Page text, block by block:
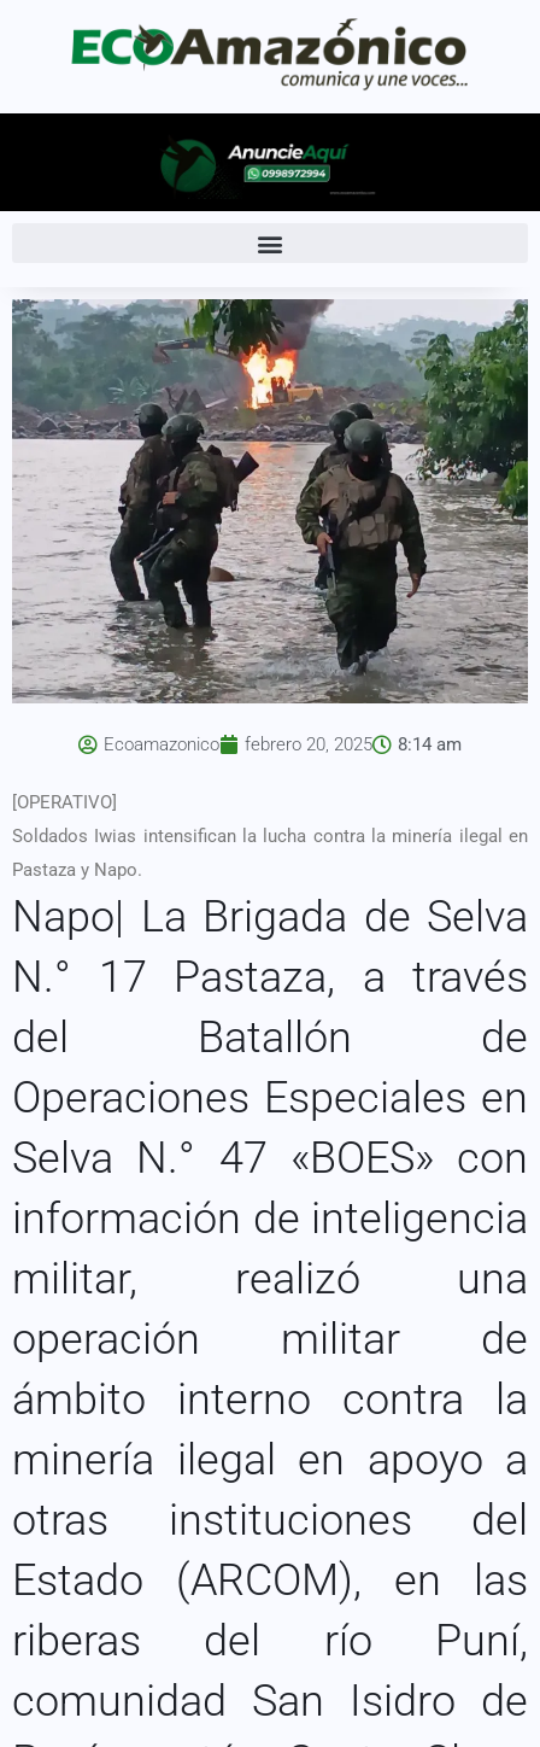
Ecoamazonico febrero 20, 2025 8:14 am
[OPERATIVO]
Soldados Iwias intensifican la lucha contra la minería ilegal en
Pastaza y Napo.
Napo| La Brigada de Selva
N.° 17 Pastaza, a través
del Batallón de
Operaciones Especiales en
Selva N.° 47 «BOES» con
información de inteligencia
militar, realizó una
operación militar de
ámbito interno contra la
minería ilegal en apoyo a
otras instituciones del
Estado (ARCOM), en las
riberas del río Puní,
comunidad San Isidro de